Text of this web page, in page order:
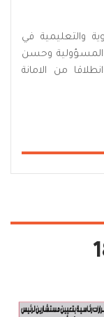
والتعليمية في
المسؤولية وحسن
من الامانة